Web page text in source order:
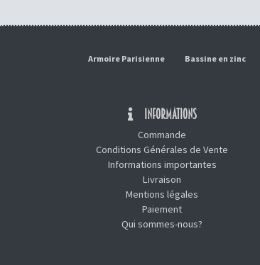
Armoire Parisienne Bassine en zinc
INFORMATIONS
Commande
Conditions Générales de Vente
Informations importantes
Livraison
Mentions légales
Paiement
Qui sommes-nous?